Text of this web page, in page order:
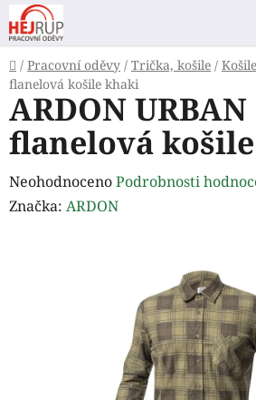
Přejít
na
obsah
Domů
/ Pracovní oděvy / Trička, košile / Košile
flanelová košile khaki
ARDON URBAN
flanelová
Průměrné
hodnocení
NeohodnocenoPodrobnosti
Značka: ARDON